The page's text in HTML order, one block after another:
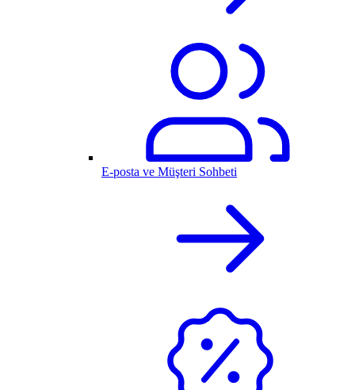
E-posta ve Müşteri Sohbeti